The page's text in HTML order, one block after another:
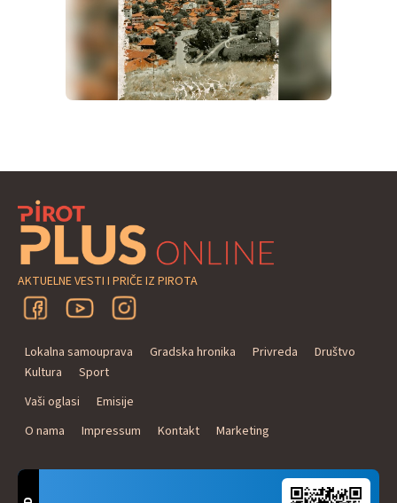
AKTUELNE VESTI I PRIČE IZ PIROTA
Lokalna samouprava Gradska hronika Privreda
Društvo
Kultura
Sport
Vaši oglasi
Emisije
O nama
Impressum Kontakt Marketing